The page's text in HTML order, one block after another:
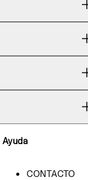
Ayuda
CONTACTO